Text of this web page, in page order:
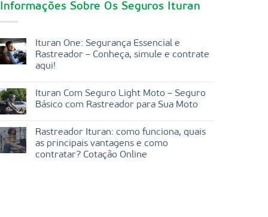
Informações Sobre Os Seguros Ituran
Ituran One: Segurança Essencial e
Rastreador – Conheça, simule e contrate
aqui!
Ituran Com Seguro Light Moto – Seguro
Básico com Rastreador para Sua Moto
Rastreador Ituran: como funciona, quais
as principais vantagens e como
contratar? Cotação Online